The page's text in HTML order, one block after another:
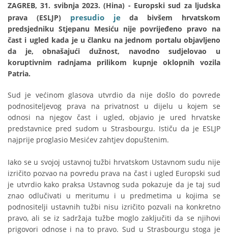
ZAGREB, 31. svibnja 2023. (Hina) - Europski sud za ljudska
prava (ESLJP) presudio jeda bivšem hrvatskom
predsjedniku Stjepanu Mesiću nije povrijeđeno pravo na
čast i ugled kada je u članku na jednom portalu objavljeno
da je, obnašajući dužnost, navodno sudjelovao u
koruptivnim radnjama prilikom kupnje oklopnih vozila
Patria.
Sud je većinom glasova utvrdio da nije došlo do povrede
podnositeljevog prava na privatnost u dijelu u kojem se
odnosi na njegov čast i ugled, objavio je ured hrvatske
predstavnice pred sudom u Strasbourgu. Ističu da je ESLJP
najprije proglasio Mesićev zahtjev dopuštenim.
Iako se u svojoj ustavnoj tužbi hrvatskom Ustavnom sudu nije
izričito pozvao na povredu prava na čast i ugled Europski sud
je utvrdio kako praksa Ustavnog suda pokazuje da je taj sud
znao odlučivati u meritumu i u predmetima u kojima se
podnositelji ustavnih tužbi nisu izričito pozvali na konkretno
pravo, ali se iz sadržaja tužbe moglo zaključiti da se njihovi
prigovori odnose i na to pravo. Sud u Strasbourgu stoga je